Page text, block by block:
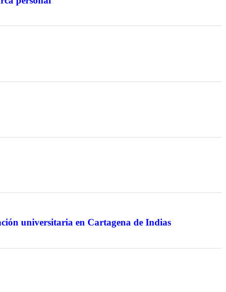
universitaria en Cartagena de Indias